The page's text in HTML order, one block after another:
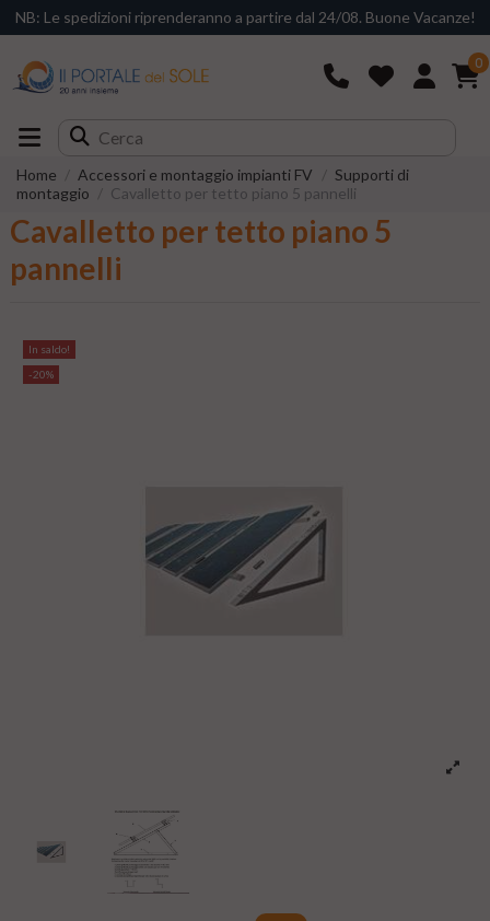
NB: Le spedizioni riprenderanno a partire dal 24/08. Buone Vacanze!
0
Home Accessori e montaggio impianti FV
Supporti di
montaggio
Cavalletto per tetto piano 5 pannelli
Cavalletto per tetto piano 5
pannelli
In saldo!
-20%